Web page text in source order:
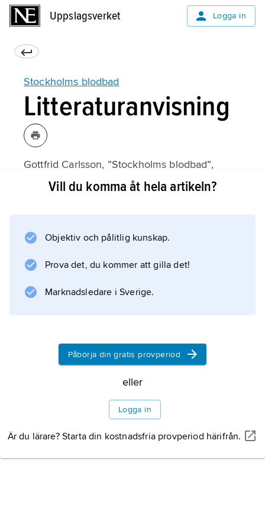
Uppslagsverket Logga in
Stockholms blodbad
Litteraturanvisning
Gottfrid Carlsson, ”Stockholms blodbad”,
Historisk tidskrift
Vill du komma åt hela artikeln?
Objektiv och pålitlig kunskap.
Prova det, du kommer att gilla det!
Marknadsledare i Sverige.
Påbörja din gratis provperiod
eller
Logga in
Är du lärare? Starta din kostnadsfria provperiod härifrån.